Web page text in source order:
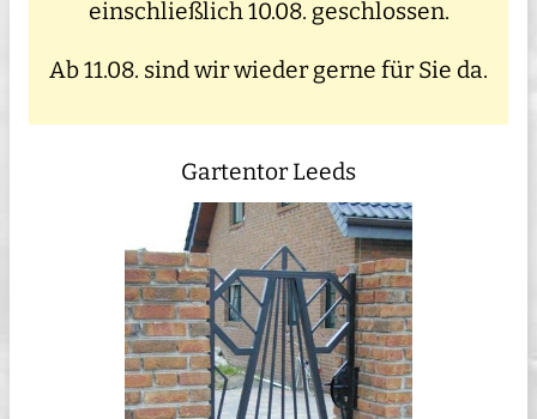
einschließlich 10.08. geschlossen.
Ab 11.08. sind wir wieder gerne für Sie da.
Gartentor Leeds